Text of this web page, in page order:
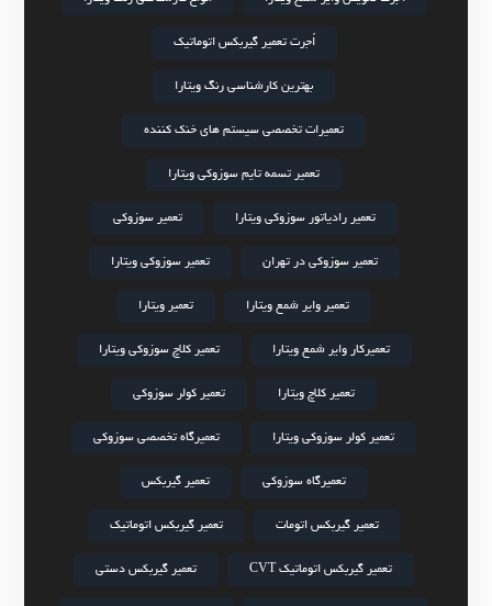
اُجرت تعمیر گیربکس اتوماتیک
بهترین کارشناسی رنگ ویتارا
تعمیرات تخصصی سیستم های خنک کننده
تعمیر تسمه تایم سوزوکی ویتارا
تعمیر رادیاتور سوزوکی ویتارا تعمیر سوزوکی
تعمیر سوزوکی در تهران تعمیر سوزوکی ویتارا
تعمیر وایر شمع ویتارا تعمیر ویتارا
تعمیرکار وایر شمع ویتارا تعمیر کلاچ سوزوکی ویتارا
تعمیر کلاچ ویتارا تعمیر کولر سوزوکی
تعمیر کولر سوزوکی ویتارا تعمیرگاه تخصصی سوزوکی
تعمیرگاه سوزوکی تعمیر گیربکس
تعمیر گیربکس اتومات تعمیر گیربکس اتوماتیک
تعمیر گیربکس اتوماتیک CVT تعمیر گیربکس دستی